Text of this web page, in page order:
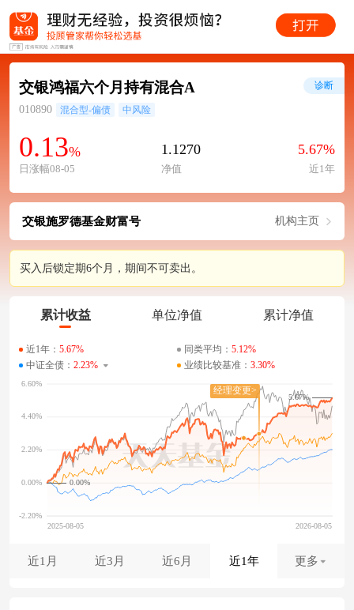
交银鸿福六个月持有混合A
010890 混合型-偏债 中风险
0.13%
日涨幅08-05
1.1270
净值
5.67%
近1年
诊断
交银施罗德基金财富号 机构主页
买入后锁定期6个月，期间不可卖出。
累计收益 单位净值 累计净值
近1年： 5.67% 同类平均： 5.12%
中证全债： 2.23% 业绩比较基准： 3.30%
0.00%
5.67%
近1月 近3月 近6月 近1年 更多